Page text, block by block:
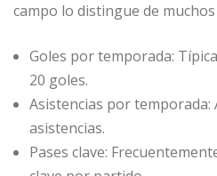
campo lo distingue de
Goles por temporada:
20 goles.
Asistencias por temporada:
asistencias.
Pases clave: